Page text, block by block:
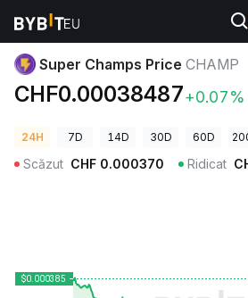
Prețuri Crypto Super Champs Price CHAMP
Super Champs Price CHAMP
CHF0.00038487+0.07%
24H 7D 14D 30D 60D
Scăzut CHF 0.000370 Ridicat